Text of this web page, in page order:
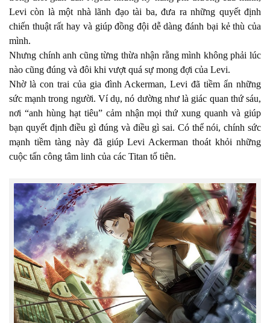
Levi còn là một nhà lãnh đạo tài ba, đưa ra những quyết định
chiến thuật rất hay và giúp đồng đội dễ dàng đánh bại kẻ thù của
mình.
Nhưng chính anh cũng từng thừa nhận rằng mình không phải lúc
nào cũng đúng và đôi khi vượt quá sự mong đợi của Levi.
Nhờ là con trai của gia đình Ackerman, Levi đã tiềm ẩn những
sức mạnh trong người. Ví dụ, nó dường như là giác quan thứ sáu,
nơi “anh hùng hạt tiêu” cảm nhận mọi thứ xung quanh và giúp
bạn quyết định điều gì đúng và điều gì sai. Có thể nói, chính sức
mạnh tiềm tàng này đã giúp Levi Ackerman thoát khỏi những
cuộc tấn công tâm linh của các Titan tổ tiên.